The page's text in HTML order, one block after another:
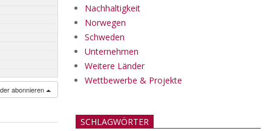
abonnieren
Nachhaltigkeit
Norwegen
Schweden
Unternehmen
Weitere Länder
Wettbewerbe & Projekte
SCHLAGWÖRTER